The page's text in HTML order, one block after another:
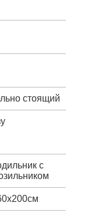
стоящий
с